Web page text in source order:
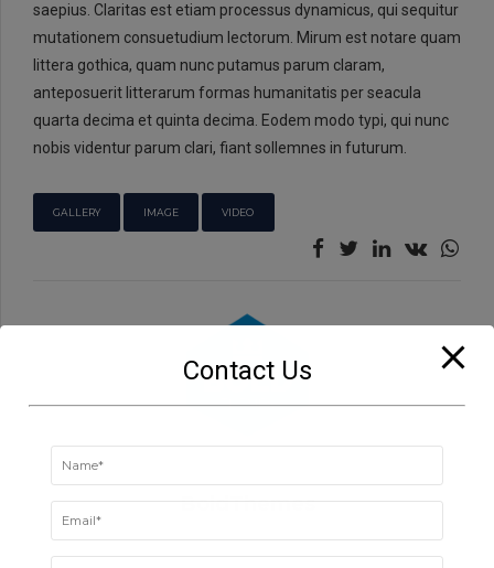
saepius. Claritas est etiam processus dynamicus, qui sequitur
mutationem consuetudium lectorum. Mirum est notare quam
littera gothica, quam nunc putamus parum claram,
anteposuerit litterarum formas humanitatis per seacula
quarta decima et quinta decima. Eodem modo typi, qui nunc
nobis videntur parum clari, fiant sollemnes in futurum.
GALLERY IMAGE VIDEO
BoldThemes
Contact Us